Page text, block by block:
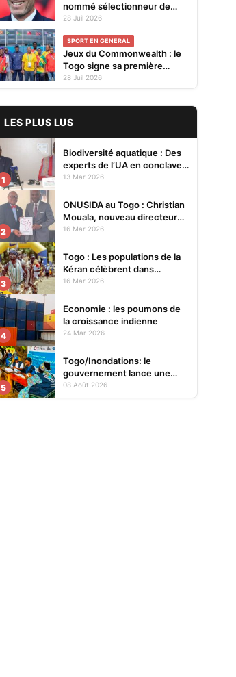
nommé sélectionneur de
l'équipe de France
28 Juil 2026
SPORT EN GENERAL
Jeux du Commonwealth : le
Togo signe sa première
participation à Glasgow
28 Juil 2026
LES PLUS LUS
1
Biodiversité aquatique : Des
experts de l’UA en conclave à
Lomé pour renforcer la
13 Mar 2026
2
ONUSIDA au Togo : Christian
Mouala, nouveau directeur
pays
16 Mar 2026
3
Togo : Les populations de la
Kéran célèbrent dans
l’allégresse Tislim-Difoini,
16 Mar 2026
4
Economie : les poumons de
la croissance indienne
24 Mar 2026
5
Togo/Inondations: le
gouvernement lance une
opération d’assistance aux
08 Août 2026